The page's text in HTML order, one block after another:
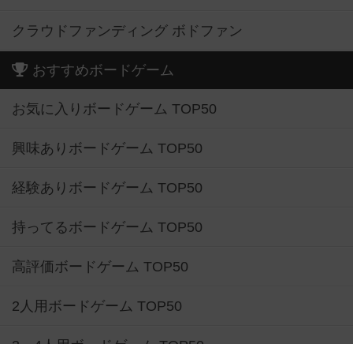
クラウドファンディング ボドファン
おすすめボードゲーム
お気に入りボードゲーム TOP50
興味ありボードゲーム TOP50
経験ありボードゲーム TOP50
持ってるボードゲーム TOP50
高評価ボードゲーム TOP50
2人用ボードゲーム TOP50